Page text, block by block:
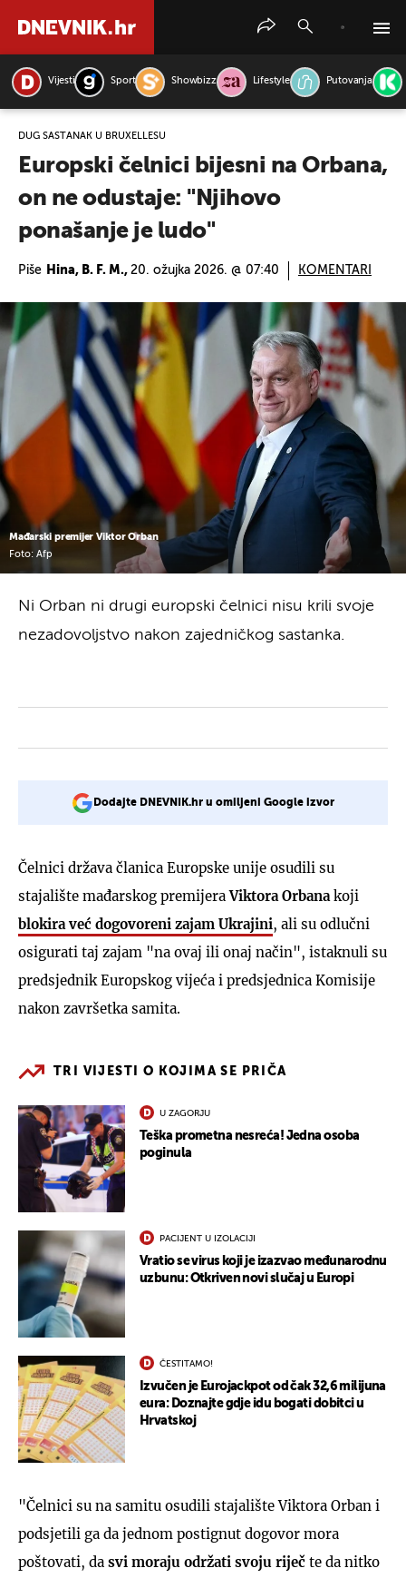
Vijesti Sport Showbizz Lifestyle Putovanja
DUG SASTANAK U BRUXELLESU
Europski čelnici bijesni na Orbana,
on ne odustaje: "Njihovo
ponašanje je ludo"
Piše Hina, B. F. M., 20. ožujka 2026. @ 07:40 KOMENTARI
Mađarski premijer Viktor Orban
Foto: Afp
Ni Orban ni drugi europski čelnici nisu krili svoje
nezadovoljstvo nakon zajedničkog sastanka.
Dodajte DNEVNIK.hr u omiljeni Google izvor
Čelnici država članica Europske unije osudili su
stajalište mađarskog premijeraViktora Orbana koji
blokira već dogovoreni zajam Ukrajini, ali su odlučni
osigurati taj zajam "na ovaj ili onaj način", istaknuli su
predsjednik Europskog vijeća i predsjednica Komisije
nakon završetka samita.
TRI VIJESTI O KOJIMA SE PRIČA
U ZAGORJU
Teška prometna nesreća! Jedna osoba
poginula
PACIJENT U IZOLACIJI
Vratio se virus koji je izazvao međunarodnu
uzbunu: Otkriven novi slučaj u Europi
ČESTITAMO!
Izvučen je Eurojackpot od čak 32,6 milijuna
eura: Doznajte gdje idu bogati dobitci u
Hrvatskoj
"Čelnici su na samitu osudili stajalište Viktora Orban i
podsjetili ga da jednom postignut dogovor mora
poštovati, da svi moraju održati svoju riječ te da nitko
PRETRAŽITE VIJESTI